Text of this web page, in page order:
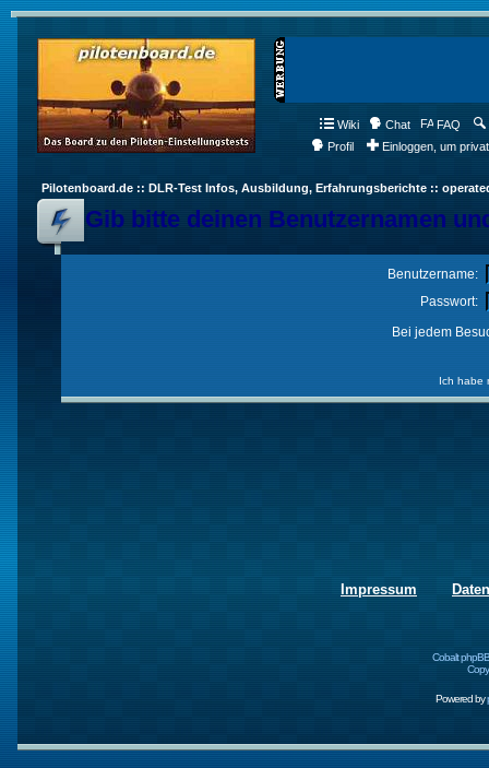
Wiki Chat FAQ
Profil
Einloggen, um
Pilotenboard.de :: DLR-Test Infos, Ausbildung, Erfahrungsberichte ::
Gib bitte deinen Benutzernamen
Benutzername:
Passwort:
Bei jedem
Ich habe
Impressum
Cobalt
Powered by